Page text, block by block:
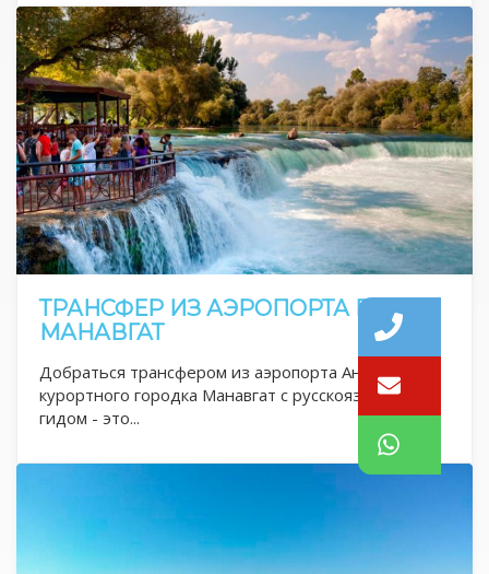
ТРАНСФЕР ИЗ АЭРОПОРТА В
МАНАВГАТ
Добраться трансфером из аэропорта Антальи до
курортного городка Манавгат с русскоязычным
гидом - это...